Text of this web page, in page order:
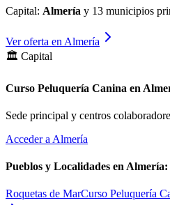
Capital: Almería y 13 municipios
Ver oferta en Almería
🏛️ Capital
Curso Peluquería Canina en
Sede principal y centros
Acceder a Almería
Pueblos y Localidades en Almería:
Roquetas de MarCurso Peluquería